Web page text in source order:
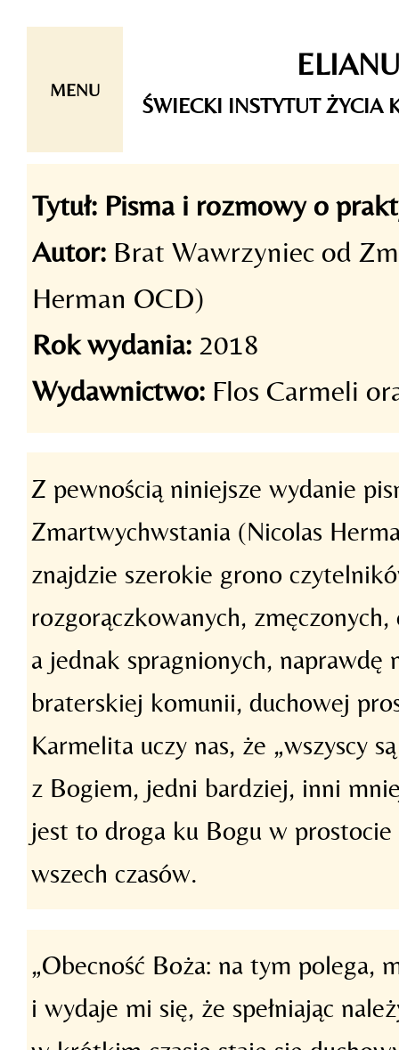
ŚWIECKI INSTYTUT ŻYCIA
MENU
Tytuł: Pisma i rozmowy o
Autor: Brat Wawrzyniec od
Herman OCD)
Rok wydania: 2018
Wydawnictwo: Flos Carmeli
Z pewnością niniejsze wydanie
Zmartwychwstania (Nicolas
znajdzie szerokie grono
rozgorączkowanych,
a jednak spragnionych,
braterskiej komunii, duchowej
Karmelita uczy nas, że „wszyscy
z Bogiem, jedni bardziej, inni
jest to droga ku Bogu w
wszech czasów.
„Obecność Boża: na tym polega,
i wydaje mi się, że spełniając